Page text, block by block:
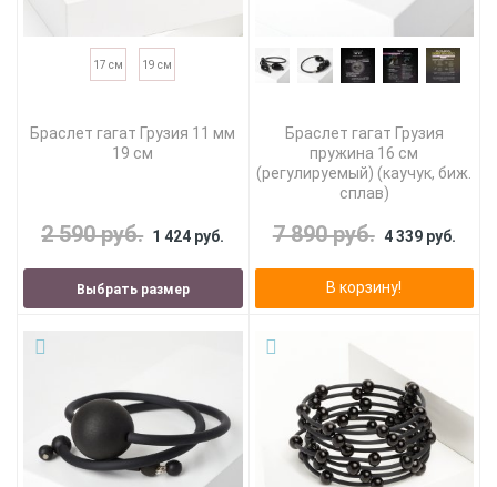
17 см 19 см
Браслет гагат Грузия 11 мм
19 см
2 590 руб. 1 424 руб.
Выбрать размер
Браслет гагат Грузия
пружина 16 см
(регулируемый) (каучук, биж.
сплав)
7 890 руб. 4 339 руб.
В корзину!